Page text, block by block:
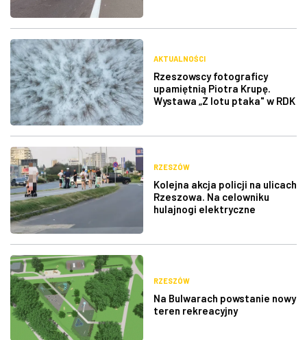
AKTUALNOŚCI
Rzeszowscy fotograficy
upamiętnią Piotra Krupę.
Wystawa „Z lotu ptaka" w RDK
RZESZÓW
Kolejna akcja policji na ulicach
Rzeszowa. Na celowniku
hulajnogi elektryczne
RZESZÓW
Na Bulwarach powstanie nowy
teren rekreacyjny